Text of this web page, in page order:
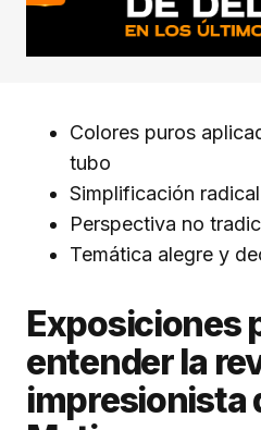
Colores puros
tubo
Simplificación
Perspectiva no
Temática alegre y
Exposiciones
entender la
impresionista